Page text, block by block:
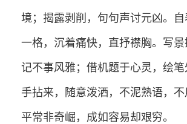
境；揭露剥削，句句声讨元凶。
一格，沉着痛快，直抒襟胸。写
记不事风雅；借机题于心灵，绘
手拈来，随意泼洒，不泥熟语，
平常非奇崛，成如容易却艰穷。